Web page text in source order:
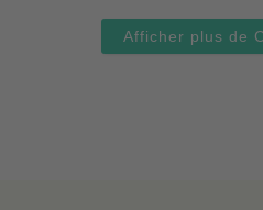
Afficher plus de